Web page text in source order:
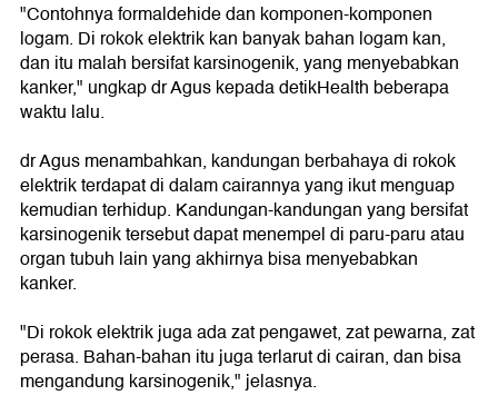
"Contohnya formaldehide dan komponen-komponen
logam. Di rokok elektrik kan banyak bahan logam kan,
dan itu malah bersifat karsinogenik, yang menyebabkan
kanker," ungkap dr Agus kepada detikHealth beberapa
waktu lalu.
dr Agus menambahkan, kandungan berbahaya di rokok
elektrik terdapat di dalam cairannya yang ikut menguap
kemudian terhidup. Kandungan-kandungan yang bersifat
karsinogenik tersebut dapat menempel di paru-paru atau
organ tubuh lain yang akhirnya bisa menyebabkan
kanker.
"Di rokok elektrik juga ada zat pengawet, zat pewarna, zat
perasa. Bahan-bahan itu juga terlarut di cairan, dan bisa
mengandung karsinogenik," jelasnya.